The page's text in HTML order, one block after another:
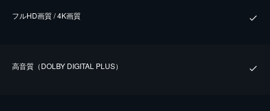
フルHD画質 / 4K画質
⾼⾳質（DOLBY DIGITAL PLUS）